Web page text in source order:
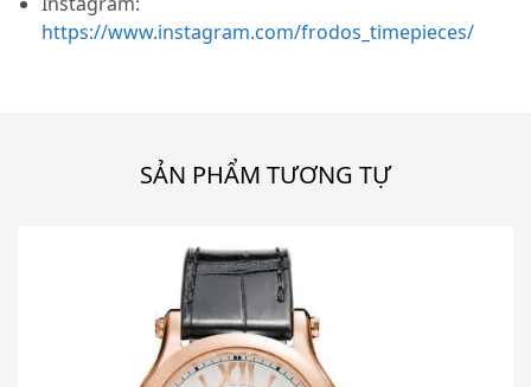
https://www.instagram.com/frodos_timepieces/
SẢN PHẨM TƯƠNG TỰ